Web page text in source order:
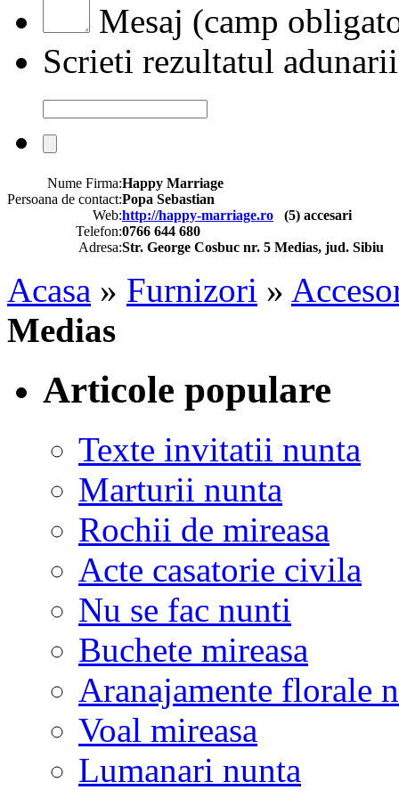
Mesaj (camp
Scrieti rezultatul adunarii
Nume Firma:Happy Marriage
Persoana de contact:Popa Sebastian
Web:http://happy-marriage.ro (5) accesari
Telefon:0766 644 680
Adresa:Str. George Cosbuc nr. 5 Medias, jud. Sibiu
Acasa » Furnizori »
Medias
Articole populare
Texte invitatii nunta
Marturii nunta
Rochii de mireasa
Acte casatorie civila
Nu se fac nunti
Buchete mireasa
Aranajamente florale
Voal mireasa
Lumanari nunta